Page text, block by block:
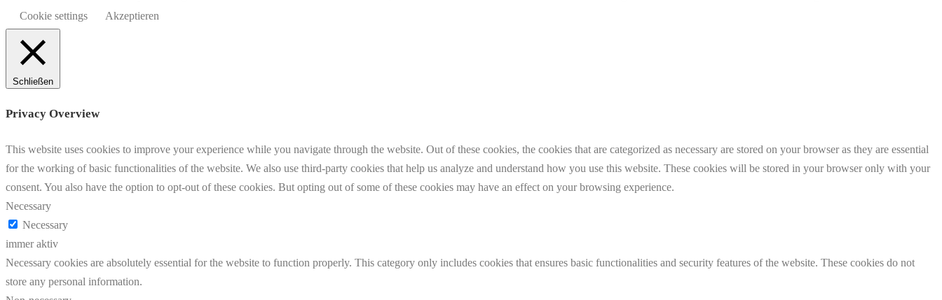
Cookie settings
Akzeptieren
Schließen
Privacy Overview
This website uses cookies to improve your experience while you navigate through the website. Out of these cookies, the cookies that are categorized as necessary are stored on your browser as they are essential
for the working of basic functionalities of the website. We also use third-party cookies that help us analyze and understand how you use this website. These cookies will be stored in your browser only with your
consent. You also have the option to opt-out of these cookies. But opting out of some of these cookies may have an effect on your browsing experience.
Necessary
Necessary
immer aktiv
Necessary cookies are absolutely essential for the website to function properly. This category only includes cookies that ensures basic functionalities and security features of the website. These cookies do not
store any personal information.